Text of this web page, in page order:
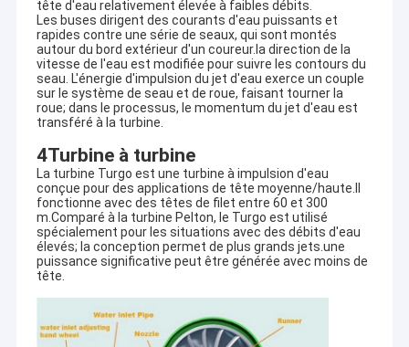
Contactez-nous
Nouvelles
Cas
Turbine Pelton Hydro
Turbine Hydro Kaplan
Turbine Francis Hydro
Ampoule Turbine hydroélectrique
tête d'eau relativement élevée à faibles débits.
Les buses dirigent des courants d'eau puissants et
rapides contre une série de seaux, qui sont montés
autour du bord extérieur d'un coureur.la direction de la
vitesse de l'eau est modifiée pour suivre les contours du
seau. L'énergie d'impulsion du jet d'eau exerce un couple
sur le système de seau et de roue, faisant tourner la
roue; dans le processus, le momentum du jet d'eau est
transféré à la turbine.
4Turbine à turbine
La turbine Turgo est une turbine à impulsion d'eau
conçue pour des applications de tête moyenne/haute.Il
fonctionne avec des têtes de filet entre 60 et 300
m.Comparé à la turbine Pelton, le Turgo est utilisé
spécialement pour les situations avec des débits d'eau
élevés; la conception permet de plus grands jets.une
puissance significative peut être générée avec moins de
tête.
complète d'équipement, la solution économique de
l'hydroélectricité globale projette et vise d'être une du meilleur
fournisseur global de l'équipement d'hydroélectricité aussi bien
que du meilleur fournisseur de services intégré sur les marchés
d'hydroélectricité.
Projet de l'hydroélectricité de HYDROTU fonctionnant déjà
partout dans le monde
fonctionnant déjà
Projet 2.pdf partiel de l'hydroélectricité de Hydrotu
fonctionnant déjà
Projet 3.pdf partiel de l'hydroélectricité de Hydrotu
fonctionnant déjà
Dessin de disposition de référence de toutes sortes d'usine
d'hydroélectricité :
http://www.hydropower.com.cn/photosdrawings.asp